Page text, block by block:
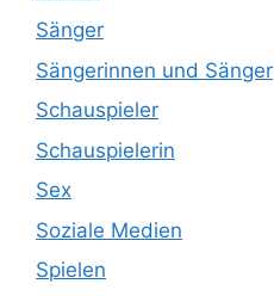
Sänger
Sängerinnen und Sänger
Schauspieler
Schauspielerin
Sex
Soziale Medien
Spielen